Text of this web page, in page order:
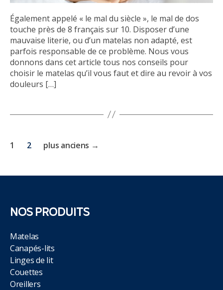
Également appelé « le mal du siècle », le mal de dos
touche près de 8 français sur 10. Disposer d’une
mauvaise literie, ou d’un matelas non adapté, est
parfois responsable de ce problème. Nous vous
donnons dans cet article tous nos conseils pour
choisir le matelas qu’il vous faut et dire au revoir à vos
douleurs […]
Pagination
publications
1 2 plus anciens →
NOS PRODUITS
Matelas
Canapés-lits
Linges de lit
Couettes
Oreillers